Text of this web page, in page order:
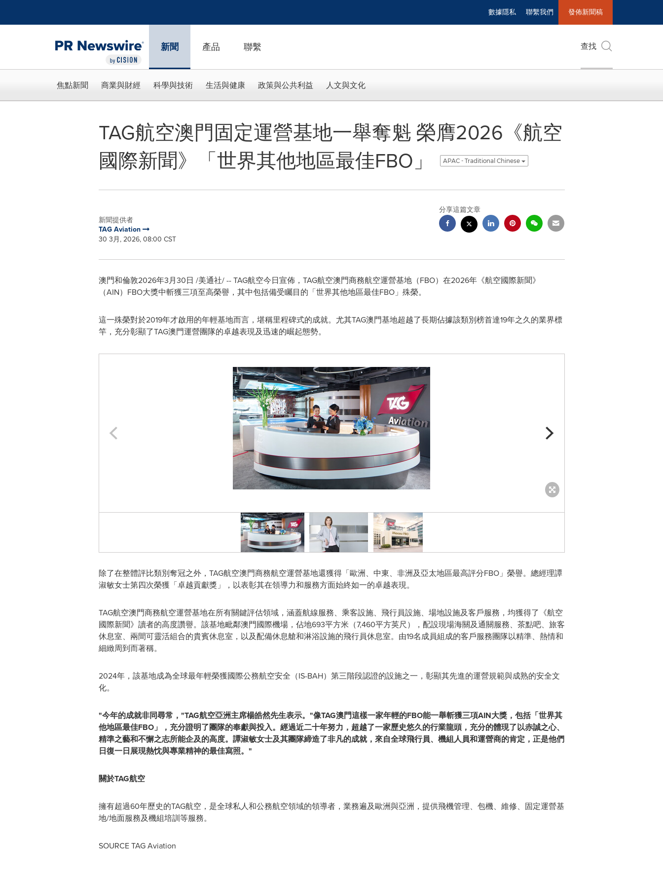
數據隱私 聯繫我們 發佈新聞稿
新聞 產品 聯繫 查找
焦點新聞 商業與財經 科學與技術 生活與健康 政策與公共利益 人文與文化
TAG航空澳門固定運營基地一舉奪魁 榮膺2026《航空
國際新聞》「世界其他地區最佳FBO」
APAC - Traditional Chinese
新聞提供者
TAG Aviation
30 3月, 2026, 08:00 CST
分享這篇文章
澳門和倫敦2026年3月30日 /美通社/ -- TAG航空今日宣佈，TAG航空澳門商務航空運營基地（FBO）在2026年《航空國際新聞》
（AIN）FBO大獎中斬獲三項至高榮譽，其中包括備受矚目的「世界其他地區最佳FBO」殊榮。
這一殊榮對於2019年才啟用的年輕基地而言，堪稱里程碑式的成就。尤其TAG澳門基地超越了長期佔據該類別榜首達19年之久的業界標
竿，充分彰顯了TAG澳門運營團隊的卓越表現及迅速的崛起態勢。
除了在整體評比類別奪冠之外，TAG航空澳門商務航空運營基地還獲得「歐洲、中東、非洲及亞太地區最高評分FBO」榮譽。總經理譚
淑敏女士第四次榮獲「卓越貢獻獎」，以表彰其在領導力和服務方面始終如一的卓越表現。
TAG航空澳門商務航空運營基地在所有關鍵評估領域，涵蓋航線服務、乘客設施、飛行員設施、場地設施及客戶服務，均獲得了《航空
國際新聞》讀者的高度讚譽。該基地毗鄰澳門國際機場，佔地693平方米（7,460平方英尺），配設現場海關及通關服務、茶點吧、旅客
休息室、兩間可靈活組合的貴賓休息室，以及配備休息艙和淋浴設施的飛行員休息室。由19名成員組成的客戶服務團隊以精準、熱情和
細緻周到而著稱。
2024年，該基地成為全球最年輕榮獲國際公務航空安全（IS-BAH）第三階段認證的設施之一，彰顯其先進的運營規範與成熟的安全文
化。
"今年的成就非同尋常，"TAG航空亞洲主席楊皓然先生表示。"像TAG澳門這樣一家年輕的FBO能一舉斬獲三項AIN大獎，包括「世界其
他地區最佳FBO」，充分證明了團隊的奉獻與投入。經過近二十年努力，超越了一家歷史悠久的行業龍頭，充分的體現了以赤誠之心、
精準之藝和不懈之志所能企及的高度。譚淑敏女士及其團隊締造了非凡的成就，來自全球飛行員、機組人員和運營商的肯定， 正是他們
日復一日展現熱忱與專業精神的最佳寫照。 "
關於TAG航空
擁有超過60年歷史的TAG航空，是全球私人和公務航空領域的領導者，業務遍及歐洲與亞洲，提供飛機管理、包機、維修、固定運營基
地/地面服務及機組培訓等服務。
SOURCE TAG Aviation